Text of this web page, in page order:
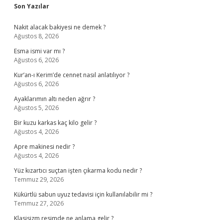
Sidebar
Son Yazılar
Nakit alacak bakiyesi ne demek ?
Ağustos 8, 2026
Esma ismi var mı ?
Ağustos 6, 2026
Kur’an-ı Kerim’de cennet nasıl anlatılıyor ?
Ağustos 6, 2026
Ayaklarımın altı neden ağrır ?
Ağustos 5, 2026
Bir kuzu karkas kaç kilo gelir ?
Ağustos 4, 2026
Apre makinesi nedir ?
Ağustos 4, 2026
Yüz kızartıcı suçtan işten çıkarma kodu nedir ?
Temmuz 29, 2026
Kükürtlü sabun uyuz tedavisi için kullanılabilir mi ?
Temmuz 27, 2026
Klasisizm resimde ne anlama gelir ?